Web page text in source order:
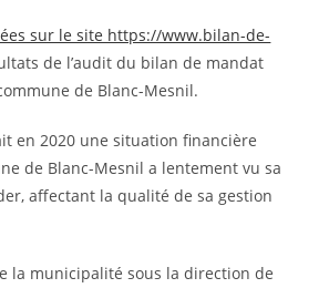
sur le site https://www.bilan-de-
de l’audit du bilan de mandat
de Blanc-Mesnil.
en 2020 une situation financière
de Blanc-Mesnil a lentement vu sa
affectant la qualité de sa gestion
la municipalité sous la direction de